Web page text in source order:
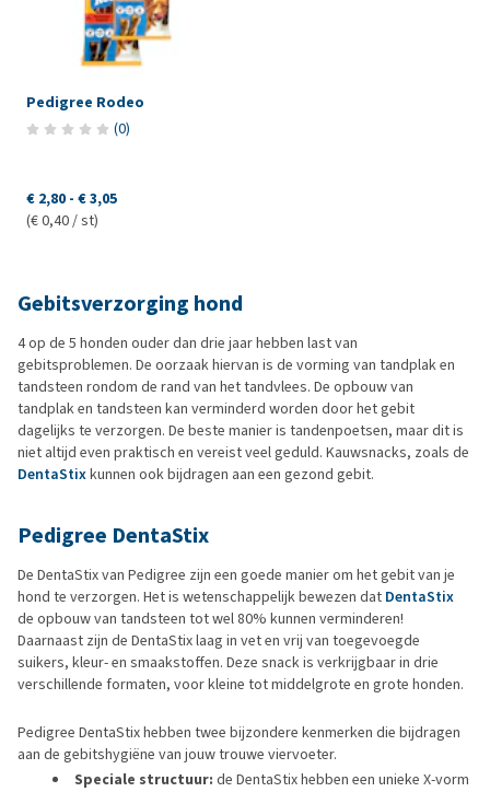
Pedigree Rodeo
(0)
€ 2,80 - € 3,05
(€ 0,40 / st)
Gebitsverzorging hond
4 op de 5 honden ouder dan drie jaar hebben last van
gebitsproblemen. De oorzaak hiervan is de vorming van tandplak en
tandsteen rondom de rand van het tandvlees. De opbouw van
tandplak en tandsteen kan verminderd worden door het gebit
dagelijks te verzorgen. De beste manier is tandenpoetsen, maar dit is
niet altijd even praktisch en vereist veel geduld. Kauwsnacks, zoals de
DentaStixkunnen ook bijdragen aan een gezond gebit.
Pedigree DentaStix
De DentaStix van Pedigree zijn een goede manier om het gebit van je
hond te verzorgen. Het is wetenschappelijk bewezen dat DentaStix
de opbouw van tandsteen tot wel 80% kunnen verminderen!
Daarnaast zijn de DentaStix laag in vet en vrij van toegevoegde
suikers, kleur- en smaakstoffen. Deze snack is verkrijgbaar in drie
verschillende formaten, voor kleine tot middelgrote en grote honden.
Pedigree DentaStix hebben twee bijzondere kenmerken die bijdragen
aan de gebitshygiëne van jouw trouwe viervoeter.
Speciale structuur: de DentaStix hebben een unieke X-vorm